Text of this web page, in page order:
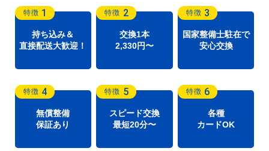
特徴 1
持ち込み＆
直接配送大歓迎！
特徴 2
交換1本
2,330円〜
特徴 3
国家整備士駐在で
安心交換
特徴 4
無償整備
保証あり
特徴 5
スピード交換
最短20分〜
特徴 6
各種
カードOK